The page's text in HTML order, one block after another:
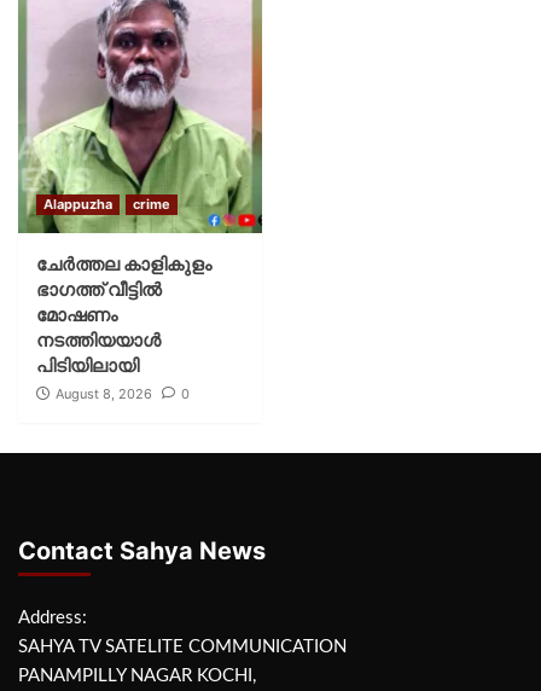
Alappuzha crime
ചേർത്തല കാളികുളം
ഭാഗത്ത് വീട്ടിൽ
മോഷണം
നടത്തിയയാൾ
പിടിയിലായി
August 8, 2026 0
Contact Sahya News
Address:
SAHYA TV SATELITE COMMUNICATION
PANAMPILLY NAGAR KOCHI,